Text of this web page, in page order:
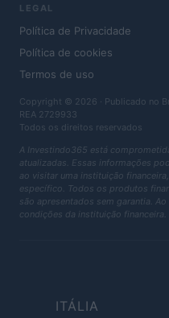
LEGAL
Política de Privacidade
Política de cookies
Termos de uso
Copyright © 2026 · Publicado no
REA 2729933
Todos os direitos reservados
A Investindo365 está
atualizadas. Essas informações
ao visitar uma instituição
específico. Todos os produtos
são apresentados sem garantia.
condições da instituição financeira.
ITÁLIA